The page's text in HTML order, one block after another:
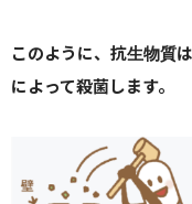
このように、抗生物質
によって殺菌します。